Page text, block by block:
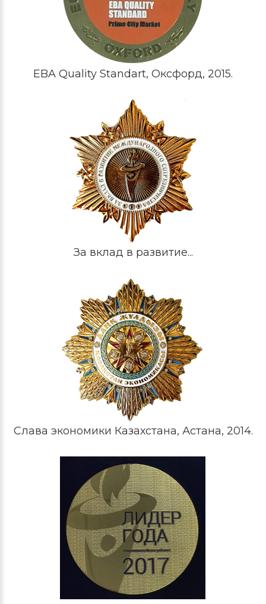
EBA Quality Standart, Оксфорд, 2015.
За вклад в развитие...
Слава экономики Казахстана, Астана, 2014.